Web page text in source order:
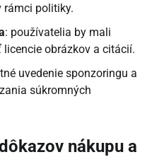
rámci politiky.
: používatelia by mali
obrázkov a citácií.
uvedenie sponzoringu a
súkromných
nákupu a